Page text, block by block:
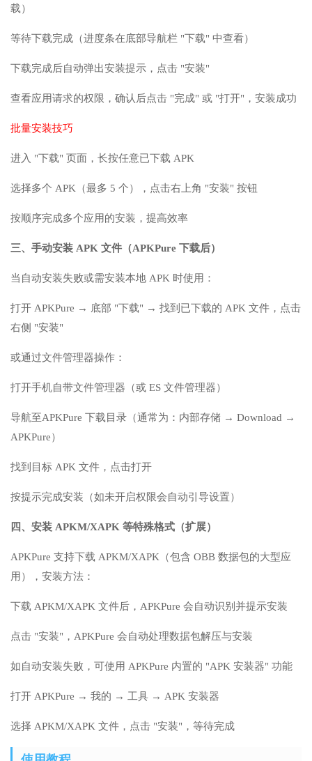
载）
等待下载完成（进度条在底部导航栏 "下载" 中查看）
下载完成后自动弹出安装提示，点击 "安装"
查看应用请求的权限，确认后点击 "完成" 或 "打开"，安装成功
批量安装技巧
进入 "下载" 页面，长按任意已下载 APK
选择多个 APK（最多 5 个），点击右上角 "安装" 按钮
按顺序完成多个应用的安装，提高效率
三、手动安装 APK 文件（APKPure 下载后）
当自动安装失败或需安装本地 APK 时使用：
打开 APKPure → 底部 "下载" → 找到已下载的 APK 文件，点击
右侧 "安装"
或通过文件管理器操作：
打开手机自带文件管理器（或 ES 文件管理器）
导航至APKPure 下载目录（通常为：内部存储 → Download →
APKPure）
找到目标 APK 文件，点击打开
按提示完成安装（如未开启权限会自动引导设置）
四、安装 APKM/XAPK 等特殊格式（扩展）
APKPure 支持下载 APKM/XAPK（包含 OBB 数据包的大型应
用），安装方法：
下载 APKM/XAPK 文件后，APKPure 会自动识别并提示安装
点击 "安装"，APKPure 会自动处理数据包解压与安装
如自动安装失败，可使用 APKPure 内置的 "APK 安装器" 功能
打开 APKPure → 我的 → 工具 → APK 安装器
选择 APKM/XAPK 文件，点击 "安装"，等待完成